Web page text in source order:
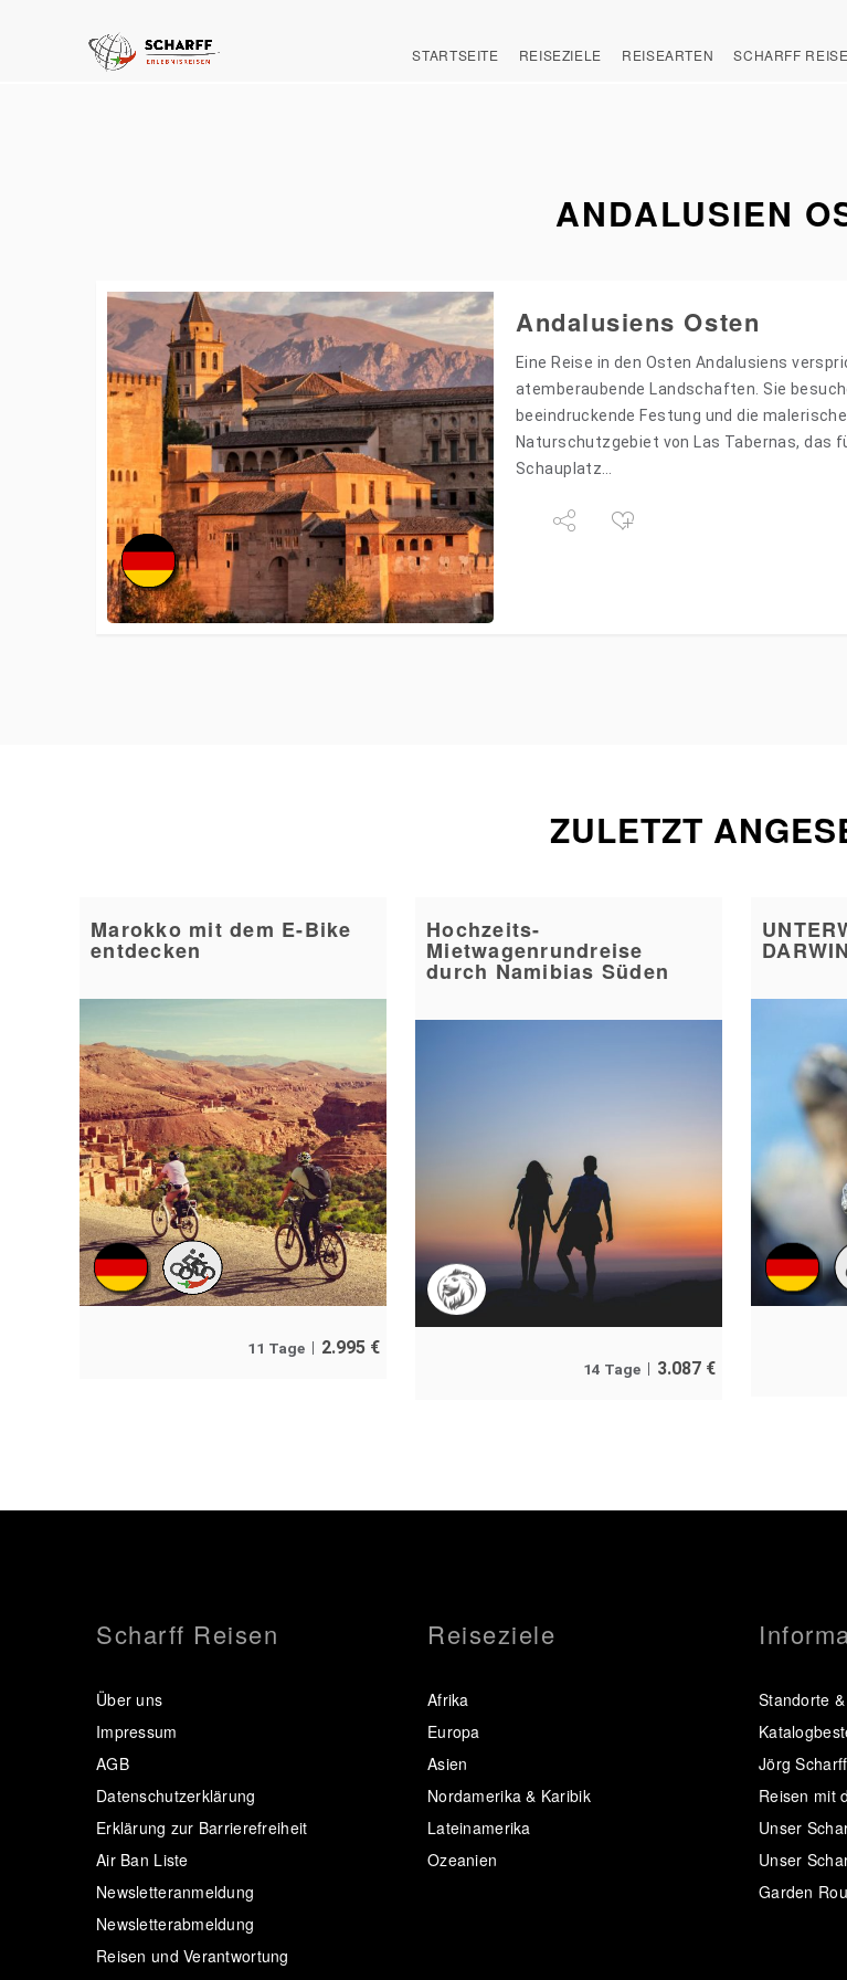
STARTSEITE REISEZIELE REISEARTEN SCHARFF
ANDALUSIEN
Andalusiens Osten
Eine Reise in den Osten Andalusiens
atemberaubende Landschaften. Sie
beeindruckende Festung und die
Naturschutzgebiet von Las Tabernas, das
Schauplatz…
ZULETZT
Marokko mit dem E-Bike
entdecken
11 Tage 2.995 €
Hochzeits-
Mietwagenrundreise
durch Namibias Süden
14 Tage 3.087 €
Scharff Reisen
Über uns
Impressum
AGB
Datenschutzerklärung
Erklärung zur Barrierefreiheit
Air Ban Liste
Newsletteranmeldung
Newsletterabmeldung
Reisen und Verantwortung
Reiseziele
Afrika
Europa
Asien
Nordamerika & Karibik
Lateinamerika
Ozeanien
Standorte
Jörg
Reisen mit
Unser
Unser
Garden